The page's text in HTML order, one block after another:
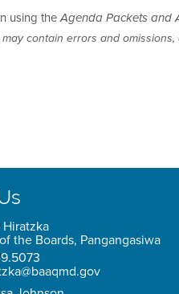
using theAgenda Packets and
contain errors and
Hiratzka
the Boards, Pangangasiwa